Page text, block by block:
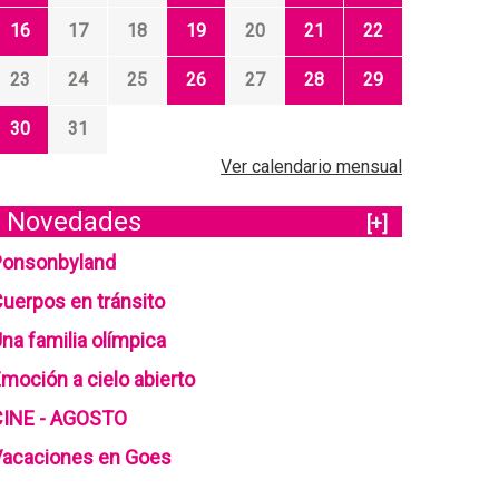
16 17 18 19 20 21 22
23 24 25 26 27 28 29
30
31
Ver calendario mensual
Novedades
[+]
en tránsito
familia olímpica
a cielo abierto
- AGOSTO
en Goes